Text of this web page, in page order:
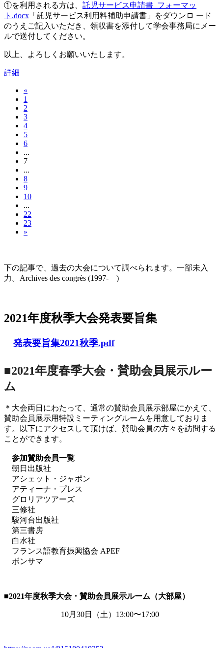
①を利用される方は、 託児サービス申請書_フォーマッ
ト.docx 「託児サービス利用料補助申請書」をダウンロ ード
のうえご記入いただき、領収書を添付して学会事務局にメー
ルで送付してください。
以上、よろしくお願いいたします。
詳細
«
1
2
3
4
5
6
...
7
...
8
9
10
...
22
23
»
下の記事で、過去の大会について調べられます。一部未入
力。Archives des congrès (1997- )
2021年度秋季大会発表要旨集
発表要旨集2021秋季.pdf
■2021年度春季大会・賛助会員展示ルー
ム
＊大会両日にわたって、通常の賛助会員展示部屋にかえて、
賛助会員展示用特設ミーティングルームを用意しておりま
す。以下にアクセスして頂けば、賛助会員の方々を訪問する
ことができます。
参加賛助会員一覧
朝日出版社
アシェット・ジャポン
アティーナ・プレス
グロリアツアーズ
三修社
駿河台出版社
第三書房
白水社
フランス語教育振興協会 APEF
ボンサマ
■2021年度秋季大会・賛助会員展示ルーム（大部屋）
10月 30日（土） 13:00〜17:00